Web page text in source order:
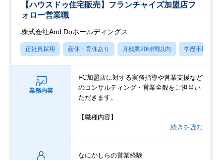
【ハウスドゥ住宅販売】フランチャイズ加盟店フ
ォロー営業職
株式会社And Doホールディングス
正社員採用 産休・育休あり 月残業20時間以内 学歴不問
業務内容
FC加盟店に対する実務指導や営業支援など
のコンサルティング・営業全般をご担当い
ただきます。
【職種内容】
…続きを読む
なにかしらの営業経験